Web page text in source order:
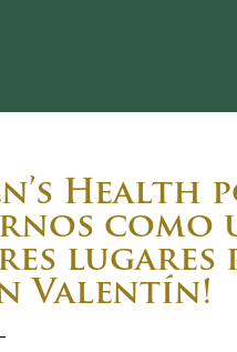
Health
como
lugares
Valentín!